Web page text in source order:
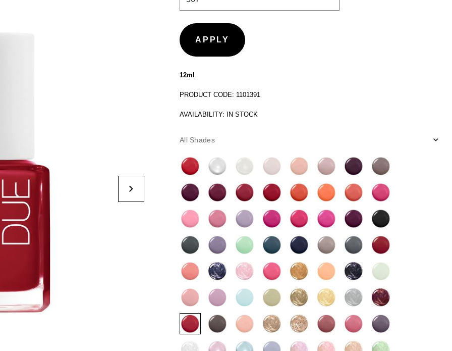
12ml
PRODUCT CODE: 1101391
AVAILABILITY: IN STOCK
All Shades